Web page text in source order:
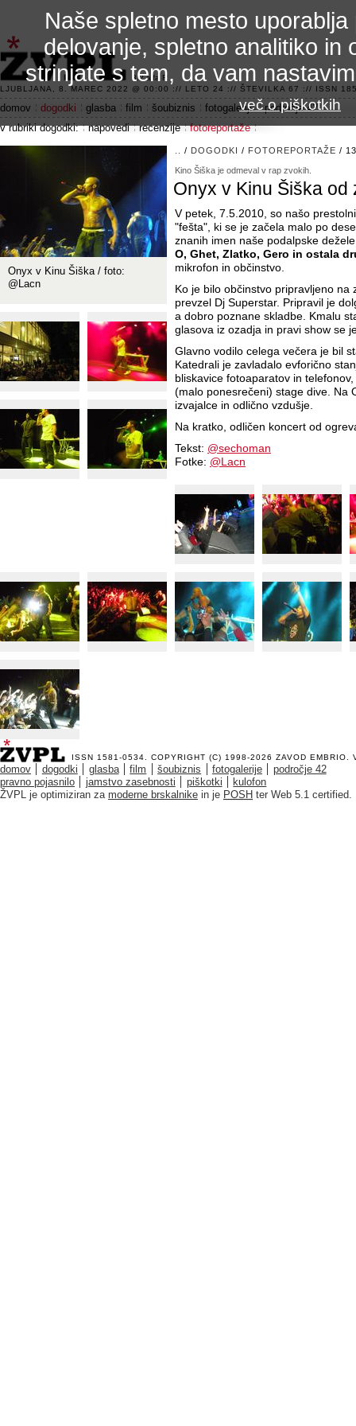
3.2 alfa R
LJUBLJANA, 8. MAREC 2022 @ 00:00 :// LETO 24 :// ŠTEVILKA 67 :// ISSN
domov dogodki glasba film šoubiznis fotogalerije
področje 42
v rubriki dogodki:
napovedi recenzije fotoreportaže
/ DOGODKI / FOTOREPORTAŽE /
Kino Šiška je odmeval v rap zvokih.
Onyx v Kinu Šiška
V petek, 7.5.2010, so našo
"fešta", ki se je začela malo po
znanih imen naše podalpske
O, Ghet, Zlatko, Gero in ostala
mikrofon in občinstvo.
Ko je bilo občinstvo pripravljeno na
prevzel Dj Superstar. Pripravil je
a dobro poznane skladbe. Kmalu
glasova iz ozadja in pravi show se
Glavno vodilo celega večera je bil
Katedrali je zavladalo evforično
bliskavice fotoaparatov in
(malo ponesrečeni) stage dive. Na
izvajalce in odlično vzdušje.
Na kratko, odličen koncert od
Tekst: @sechoman
Fotke: @Lacn
Onyx v Kinu Šiška / foto:
@Lacn
ISSN 1581-0534. COPYRIGHT (C) 1998-2026 ZAVOD EMBRIO .
domov dogodki glasba film šoubiznis fotogalerije
področje 42
pravno pojasnilo
jamstvo zasebnosti piškotki
kulofon
ŽVPL je optimiziran za moderne brskalnike in je POSH ter Web 5.1 certified.
Naše spletno mesto
delovanje, spletno analitiko in
strinjate s tem, da vam
več o piškotkih